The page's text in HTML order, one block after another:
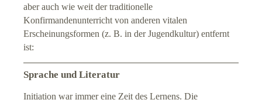
aber auch wie weit der traditionelle
Konfirmandenunterricht von anderen vitalen
Erscheinungsformen (z. B. in der Jugendkultur) entfernt
ist:
Sprache und Literatur
Initiation war immer eine Zeit des Lernens. Die